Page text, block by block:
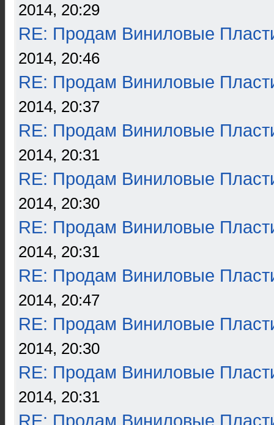
2014, 20:29
RE: Продам Виниловые
2014, 20:46
RE: Продам Виниловые
2014, 20:37
RE: Продам Виниловые
2014, 20:31
RE: Продам Виниловые
2014, 20:30
RE: Продам Виниловые
2014, 20:31
RE: Продам Виниловые
2014, 20:47
RE: Продам Виниловые
2014, 20:30
RE: Продам Виниловые
2014, 20:31
RE: Продам Виниловые